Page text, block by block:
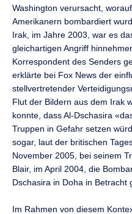
Washington verursacht,
Amerikanern bombardiert
Irak, im Jahre 2003, war es
gleichartigen Angriff
Korrespondent des Senders
erklärte bei Fox News der
stellvertretender
Flut der Bildern aus dem Irak
konnte, dass Al-Dschasira
Truppen in Gefahr setzen
sogar, laut der britischen
November 2005, bei seinem
Blair, im April 2004, die
Dschasira in Doha in Betracht
Im Rahmen von diesem